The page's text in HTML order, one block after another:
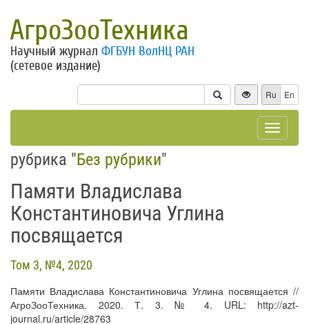
АгроЗооТехника
Научный журнал ФГБУН ВолНЦ РАН
(сетевое издание)
Ru En
Toggle
рубрика "Без рубрики"
Памяти Владислава
Константиновича Углина
посвящается
Том 3, №4, 2020
Памяти Владислава Константиновича Углина посвящается //
АгроЗооТехника. 2020. Т. 3. № 4. URL: http://azt-
journal.ru/article/28763